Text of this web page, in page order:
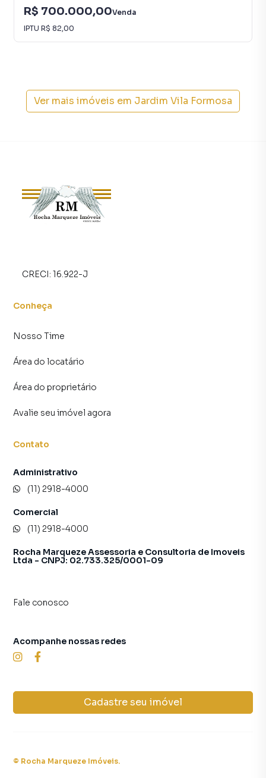
R$ 700.000,00Venda
IPTU R$ 82,00
Ver mais imóveis em Jardim Vila Formosa
CRECI: 16.922-J
Conheça
Nosso Time
Área do locatário
Área do proprietário
Avalie seu imóvel agora
Contato
Administrativo
(11) 2918-4000
Comercial
(11) 2918-4000
Rocha Marqueze Assessoria e Consultoria de Imoveis
Ltda - CNPJ: 02.733.325/0001-09
Fale conosco
Cadastre seu imóvel
Acompanhe nossas redes
© Rocha Marqueze Imóveis.